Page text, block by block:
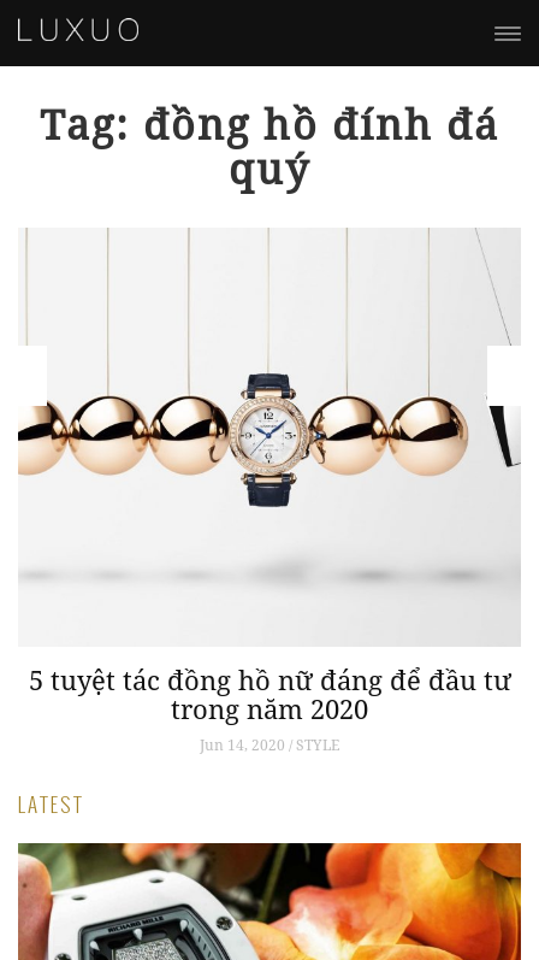
Tag: đồng hồ đính đá
quý
5 tuyệt tác đồng hồ nữ đáng để đầu tư
trong năm 2020
Jun 14, 2020 / STYLE
LATEST